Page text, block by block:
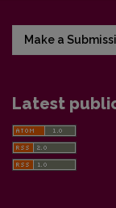
Make a
Latest